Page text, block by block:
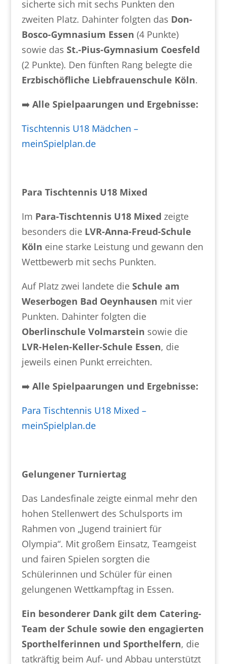
sicherte sich mit sechs Punkten den
zweiten Platz. Dahinter folgten das Don-
Bosco-Gymnasium Essen (4 Punkte)
sowie das St.-Pius-Gymnasium Coesfeld
(2 Punkte). Den fünften Rang belegte die
Erzbischöfliche Liebfrauenschule Köln.
➡️ Alle Spielpaarungen und Ergebnisse:
Tischtennis U18 Mädchen –
meinSpielplan.de
Para Tischtennis U18 Mixed
Im Para-Tischtennis U18 Mixed zeigte
besonders die LVR-Anna-Freud-Schule
Köln eine starke Leistung und gewann den
Wettbewerb mit sechs Punkten.
Auf Platz zwei landete die Schule am
Weserbogen Bad Oeynhausen mit vier
Punkten. Dahinter folgten die
Oberlinschule Volmarstein sowie die
LVR-Helen-Keller-Schule Essen, die
jeweils einen Punkt erreichten.
➡️ Alle Spielpaarungen und Ergebnisse:
Para Tischtennis U18 Mixed –
meinSpielplan.de
Gelungener Turniertag
Das Landesfinale zeigte einmal mehr den
hohen Stellenwert des Schulsports im
Rahmen von „Jugend trainiert für
Olympia“. Mit großem Einsatz, Teamgeist
und fairen Spielen sorgten die
Schülerinnen und Schüler für einen
gelungenen Wettkampftag in Essen.
Ein besonderer Dank gilt dem Catering-
Team der Schule sowie den engagierten
Sporthelferinnen und Sporthelfern, die
tatkräftig beim Auf- und Abbau unterstützt